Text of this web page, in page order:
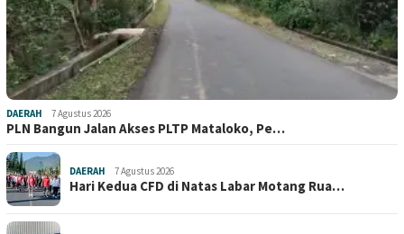
DAERAH 7 Agustus 2026
PLN Bangun Jalan Akses PLTP Mataloko, Pe…
DAERAH 7 Agustus 2026
Hari Kedua CFD di Natas Labar Motang Rua…